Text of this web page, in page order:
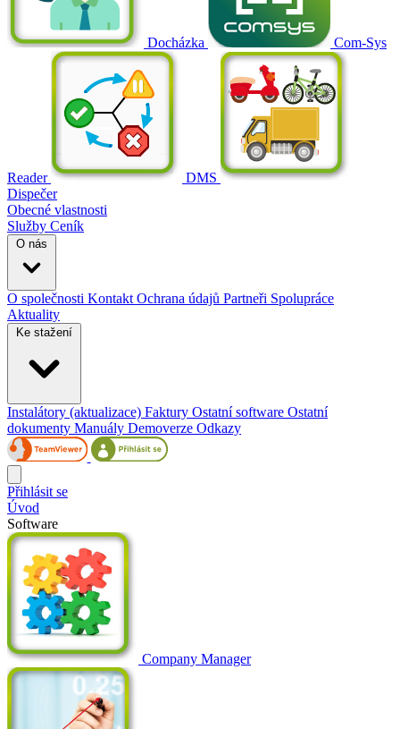
Docházka Com-Sys
Reader
DMS
Dispečer
Obecné vlastnosti
Služby Ceník
O nás
O společnosti Kontakt Ochrana údajů Partneři Spolupráce
Aktuality
Ke stažení
Instalátory (aktualizace) Faktury Ostatní software Ostatní
dokumenty Manuály Demoverze Odkazy
Přihlásit se
Úvod
Software
Company Manager